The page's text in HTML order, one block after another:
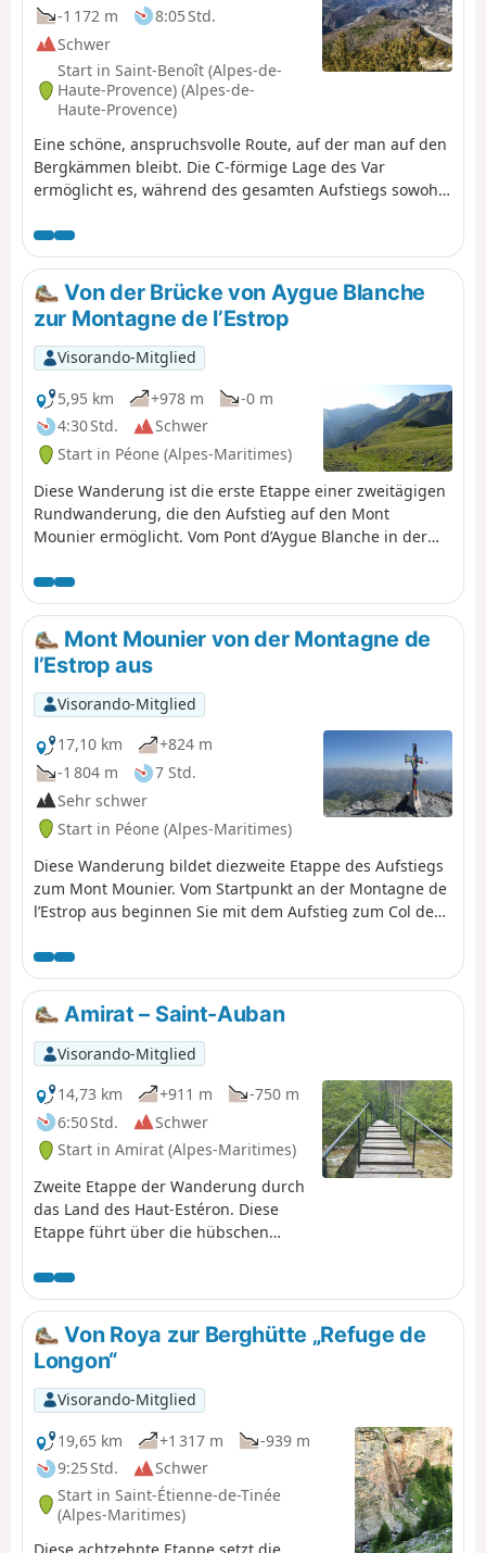
-1 172 m
8:05 Std.
Schwer
Start in Saint-Benoît (Alpes-de-
Haute-Provence) (Alpes-de-
Haute-Provence)
Eine schöne, anspruchsvolle Route, auf der man auf den
Bergkämmen bleibt. Die C-förmige Lage des Var
ermöglicht es, während des gesamten Aufstiegs sowohl
beobachten. Am Ende der Wanderung durch die Gassen
mit den alten Mauern dieses herrlichen Dorfes
schlendern.
Von der Brücke von Aygue Blanche
zur Montagne de l’Estrop
Visorando-Mitglied
5,95 km
+978 m
-0 m
4:30 Std.
Schwer
Start in Péone (Alpes-Maritimes)
Diese Wanderung ist die erste Etappe einer zweitägigen
Rundwanderung, die den Aufstieg auf den Mont
Mounier ermöglicht. Vom Pont d’Aygue Blanche in der
Plateau der Montagne de l’Estrop, wo Sie geschützt
biwakieren können. Eine Etappe durch Laubwälder und
Almen am Fuße des felsigen Grats der Montagne de
l’Alp.Mont Mounier von der Montagne de
l’Estrop aus
Visorando-Mitglied
17,10 km
+824 m
-1 804 m
7 Std.
Sehr schwer
Start in Péone (Alpes-Maritimes)
Diese Wanderung bildet diezweite Etappe des Aufstiegs
zum Mont Mounier. Vom Startpunkt an der Montagne de
l’Estrop aus beginnen Sie mit dem Aufstieg zum Col de
gleichnamige Schlucht und die Haute-Tinée genießen
können. Anschließend gelangen Sie auf den Kamm des
Mont Mounier, dem Sie bis zum Gipfel folgen. Der
Abstieg führt über den Weiler La Colle, bevor es wieder
hinauf zur Tête de Charnaye geht, von dort hinunter zum
Altisurface und schließlich im letzten Abschnitt hinunter
zum Pont d’Aygue Blanche.
Amirat – Saint-Auban
Visorando-Mitglied
14,73 km
+911 m
-750 m
6:50 Std.
Schwer
Start in Amirat (Alpes-Maritimes)
Zweite Etappe der Wanderung durch
das Land des Haut-Estéron. Diese
Etappe führt über die hübschen
über den etwas steilen Col de
l’Escoussier nach Saint-Auban;
abwechslungsreiche Landschaften
und die Durchquerung einer wilden
Natur erwarten Sie!
Von Roya zur Berghütte „Refuge de
Longon“
Visorando-Mitglied
19,65 km
+1 317 m
-939 m
9:25 Std.
Schwer
Start in Saint-Étienne-de-Tinée
(Alpes-Maritimes)